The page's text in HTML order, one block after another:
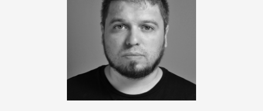
PABLO AVINCETTO
Socio Fundador